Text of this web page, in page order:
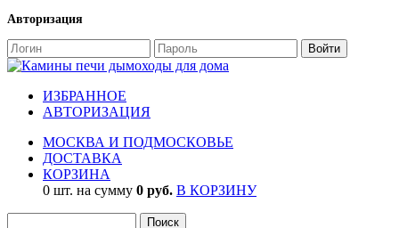
Авторизация
ИЗБРАННОЕ
АВТОРИЗАЦИЯ
МОСКВА И ПОДМОСКОВЬЕ
ДОСТАВКА
КОРЗИНА
0 шт. на сумму 0 руб. В КОРЗИНУ